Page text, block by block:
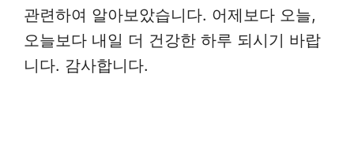
관련하여 알아보았습니다. 어제보다 오늘,
오늘보다 내일 더 건강한 하루 되시기 바랍
니다. 감사합니다.